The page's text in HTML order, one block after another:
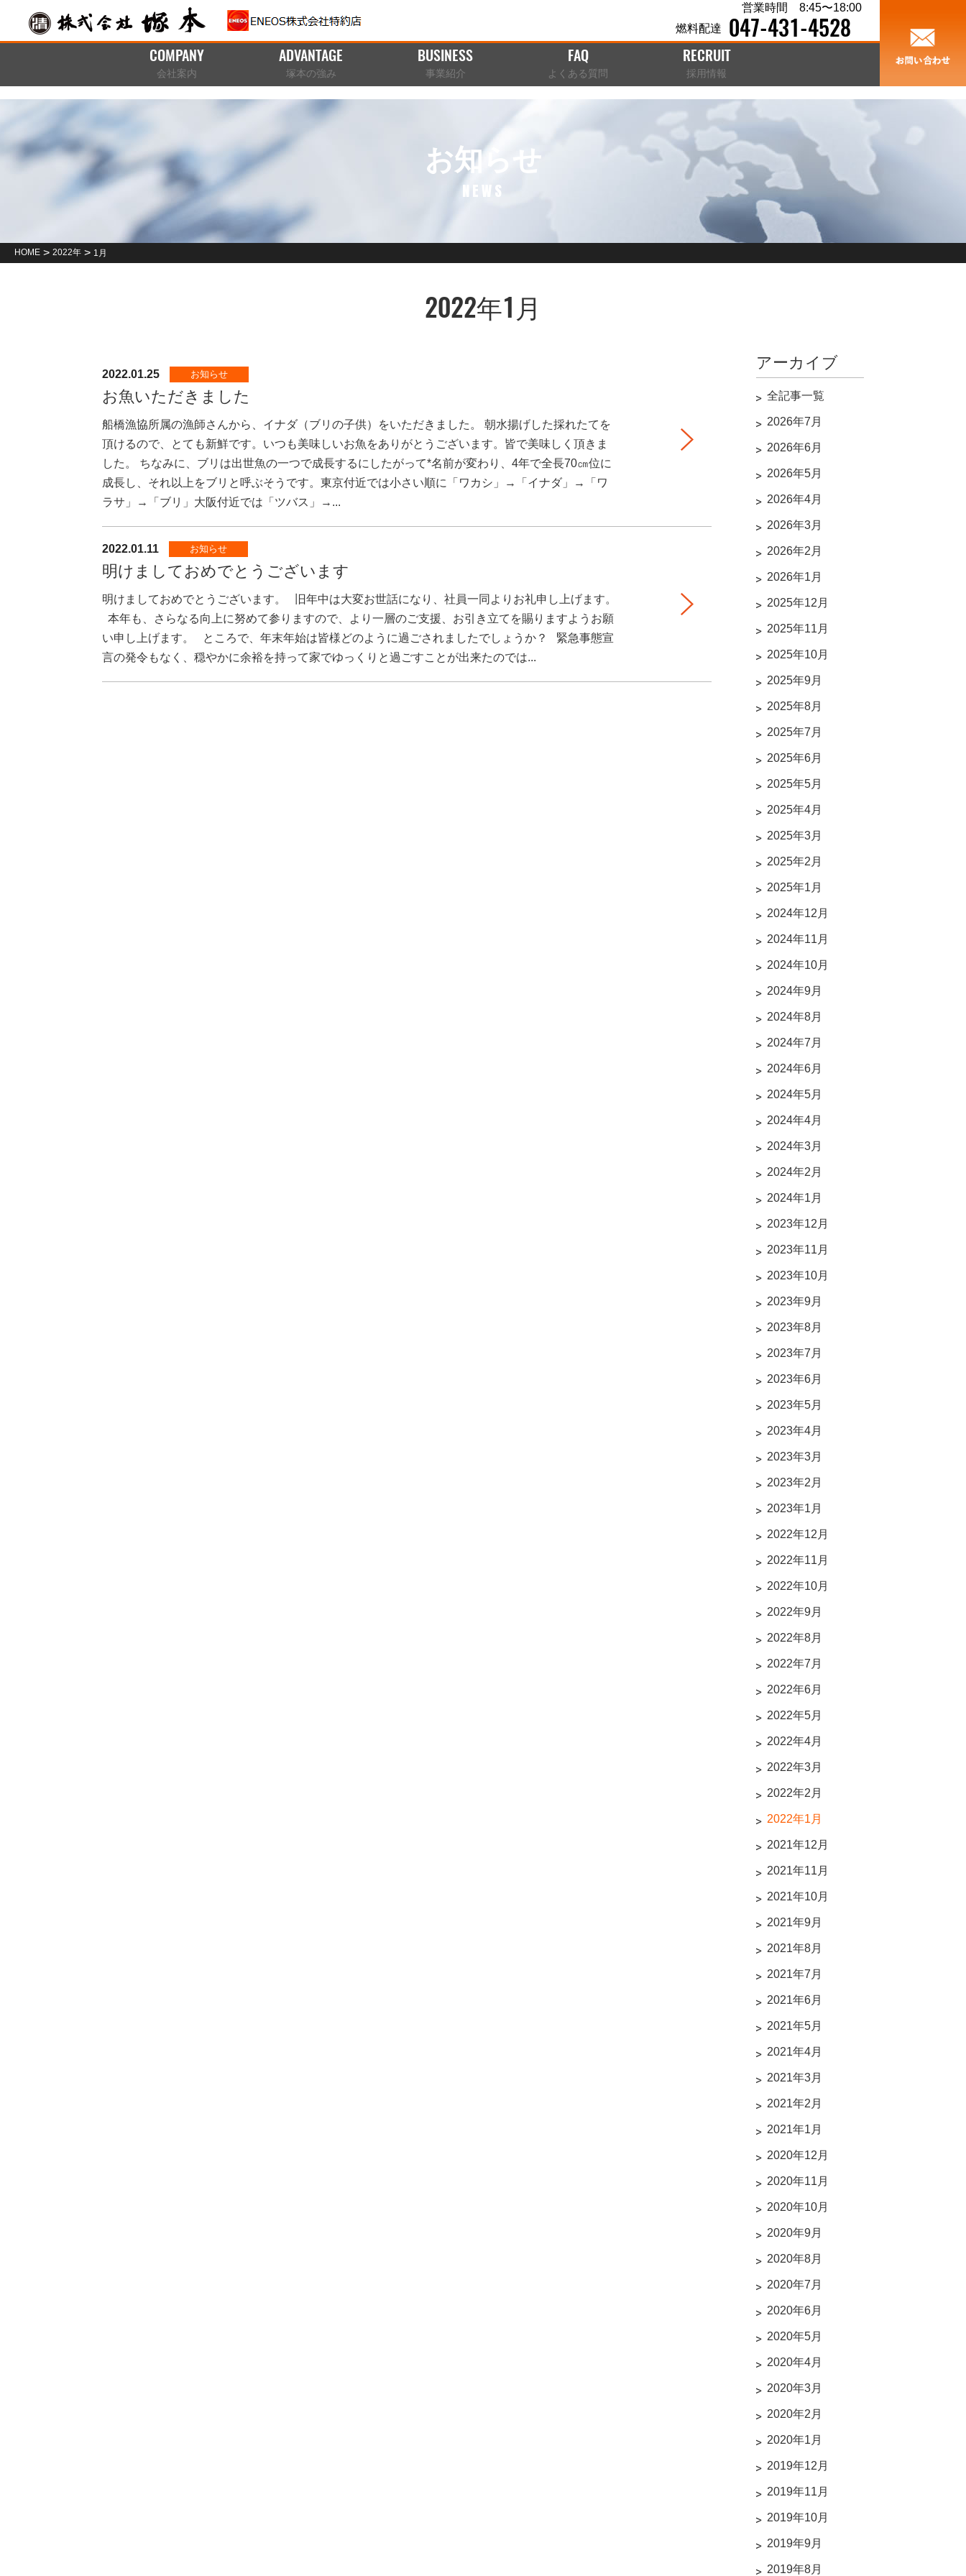
営業時間 8:45〜18:00
燃料配達 047-431-4528
COMPANY
会社案内
ADVANTAGE
塚本の強み
BUSINESS
事業紹介
FAQ
よくある質問
RECRUIT
採用情報
お知らせ
NEWS
HOME > 2022年 > 1月
2022年1月
2022.01.25 お知らせ
お魚いただきました
船橋漁協所属の漁師さんから、イナダ（ブリの子供）をいただきました。 朝水揚げした採れたてを
頂けるので、とても新鮮です。いつも美味しいお魚をありがとうございます。皆で美味しく頂きま
した。 ちなみに、ブリは出世魚の一つで成長するにしたがって*名前が変わり、4年で全長70㎝位に
成長し、それ以上をブリと呼ぶそうです。東京付近では小さい順に「ワカシ」→「イナダ」→「ワ
ラサ」→「ブリ」大阪付近では「ツバス」→...
2022.01.11 お知らせ
明けましておめでとうございます
明けましておめでとうございます。 旧年中は大変お世話になり、社員一同よりお礼申し上げます。
本年も、さらなる向上に努めて参りますので、より一層のご支援、お引き立てを賜りますようお願
い申し上げます。 ところで、年末年始は皆様どのように過ごされましたでしょうか？ 緊急事態宣
言の発令もなく、穏やかに余裕を持って家でゆっくりと過ごすことが出来たのでは...
アーカイブ
全記事一覧
2026年7月
2026年6月
2026年5月
2026年4月
2026年3月
2026年2月
2026年1月
2025年12月
2025年11月
2025年10月
2025年9月
2025年8月
2025年7月
2025年6月
2025年5月
2025年4月
2025年3月
2025年2月
2025年1月
2024年12月
2024年11月
2024年10月
2024年9月
2024年8月
2024年7月
2024年6月
2024年5月
2024年4月
2024年3月
2024年2月
2024年1月
2023年12月
2023年11月
2023年10月
2023年9月
2023年8月
2023年7月
2023年6月
2023年5月
2023年4月
2023年3月
2023年2月
2023年1月
2022年12月
2022年11月
2022年10月
2022年9月
2022年8月
2022年7月
2022年6月
2022年5月
2022年4月
2022年3月
2022年2月
2022年1月
2021年12月
2021年11月
2021年10月
2021年9月
2021年8月
2021年7月
2021年6月
2021年5月
2021年4月
2021年3月
2021年2月
2021年1月
2020年12月
2020年11月
2020年10月
2020年9月
2020年8月
2020年7月
2020年6月
2020年5月
2020年4月
2020年3月
2020年2月
2020年1月
2019年12月
2019年11月
2019年10月
2019年9月
2019年8月